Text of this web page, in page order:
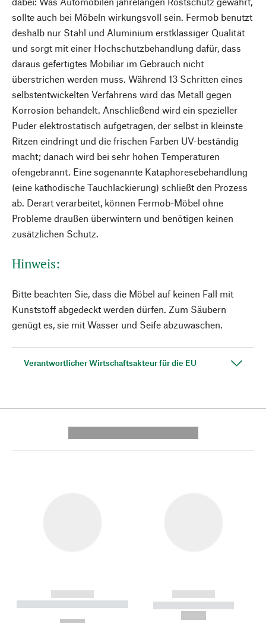
sollte auch bei Möbeln wirkungsvoll sein. Fermob benutzt
deshalb nur Stahl und Aluminium erstklassiger Qualität
und sorgt mit einer Hochschutzbehandlung dafür, dass
daraus gefertigtes Mobiliar im Gebrauch nicht
überstrichen werden muss. Während 13 Schritten eines
selbstentwickelten Verfahrens wird das Metall gegen
Korrosion behandelt. Anschließend wird ein spezieller
Puder elektrostatisch aufgetragen, der selbst in kleinste
Ritzen eindringt und die frischen Farben UV-beständig
macht; danach wird bei sehr hohen Temperaturen
ofengebrannt. Eine sogenannte Kataphoresebehandlung
(eine kathodische Tauchlackierung) schließt den Prozess
ab. Derart verarbeitet, können Fermob-Möbel ohne
Probleme draußen überwintern und benötigen keinen
zusätzlichen Schutz.
Hinweis:
Bitte beachten Sie, dass die Möbel auf keinen Fall mit
Kunststoff abgedeckt werden dürfen. Zum Säubern
genügt es, sie mit Wasser und Seife abzuwaschen.
Verantwortlicher Wirtschaftsakteur für die EU
------------
----------- ----------- --------
------------
----------- -----------